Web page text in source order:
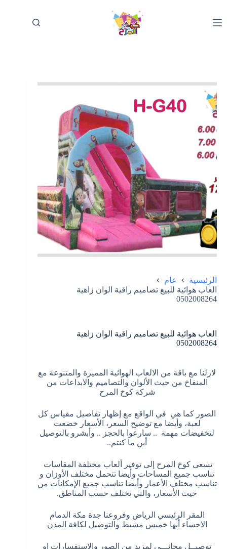
المحتوى
الرئيسية
عام
العاب هوائية للبيع تصاميم راقية الوان زاهية
0502008264
العاب هوائية للبيع تصاميم راقية الوان زاهية
0502008264
لازلنا مع باقة من الالعاب الهوائية المميزة والمتنوعة مع
المنفاخ من حيث الألوان والتصاميم والابداعات من
شركة كوخ المرح
الصور كما هي في الواقع مع إظهار تفاصيل مقياس كل
لعبة، وأيضا مع توضيح السعر، الأسعار خضعت
لتخفيضات مهمة .. سارعوا بالحجز .. وأبشرو بالتوصيل
أين ما كنتم..
تسعى كوخ المرح إلى توفير ألعاب مختلفة المقاسات
تناسب جميع المساحات وأيضا تتحمل مختلف الأوزان و
تناسب مختلف الأعمار وأيضا تناسب جميع الإمكانات من
حيث الأسعار، والتي تختلف حسب المناطق.
المقر الرئيسي الرياض وفروعنا جدة مكة الدمام
الاحساء أبها خميس مشيط والتوصيل لكافة المدن
توصيــل مجانـــي لمزيد من الصور والاستفسارات او